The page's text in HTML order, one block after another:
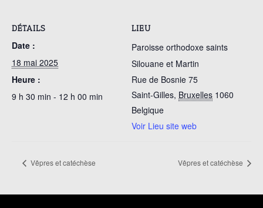
DÉTAILS
Date :
18 mai 2025
Heure :
9 h 30 min - 12 h 00 min
LIEU
Paroisse orthodoxe saints
Silouane et Martin
Rue de Bosnie 75
Saint-Gilles, Bruxelles 1060
Belgique
Voir Lieu site web
Vêpres et catéchèse Vêpres et catéchèse